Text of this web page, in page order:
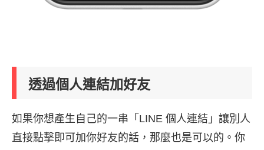
透過個人連結加好友
如果你想產生自己的一串「LINE 個人連結」讓別人
直接點擊即可加你好友的話，那麼也是可以的。你